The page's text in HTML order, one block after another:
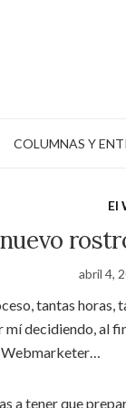
COLUMNAS Y
El
abril 4,
tantas
mí decidiendo, al
Webmarketer…
a tener que